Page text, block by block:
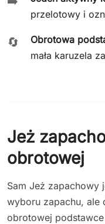
przelotowy i
🔄 Obrotowa
mała karuzela
Jeż
obrotowej
Sam Jeż zapachowy
wyboru zapachu, ale
obrotowej podstawce